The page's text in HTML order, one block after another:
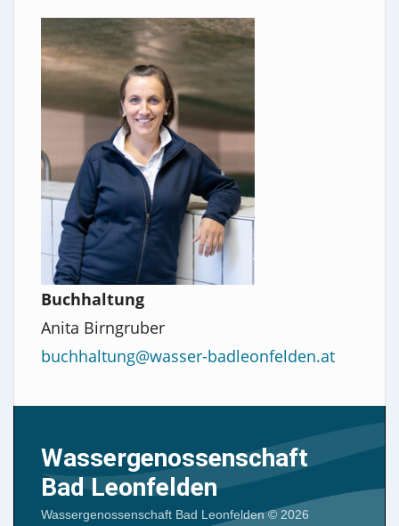
Buchhaltung
Anita Birngruber
buchhaltung@wasser-badleonfelden.at
Wassergenossenschaft
Bad Leonfelden
Wassergenossenschaft Bad Leonfelden© 2026